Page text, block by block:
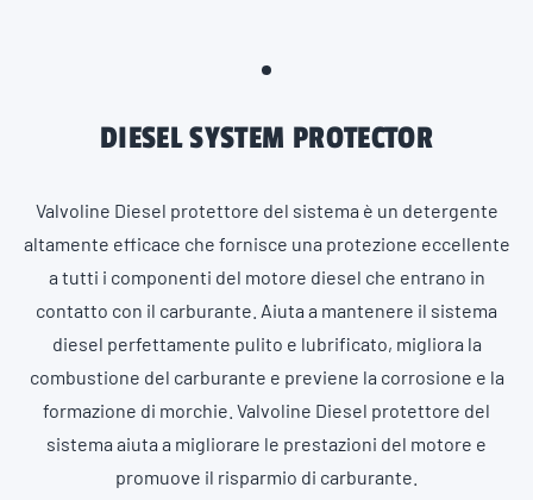
DIESEL SYSTEM PROTECTOR
Valvoline Diesel protettore del sistema è un detergente
altamente efficace che fornisce una protezione eccellente
a tutti i componenti del motore diesel che entrano in
contatto con il carburante. Aiuta a mantenere il sistema
diesel perfettamente pulito e lubrificato, migliora la
combustione del carburante e previene la corrosione e la
formazione di morchie. Valvoline Diesel protettore del
sistema aiuta a migliorare le prestazioni del motore e
promuove il risparmio di carburante.